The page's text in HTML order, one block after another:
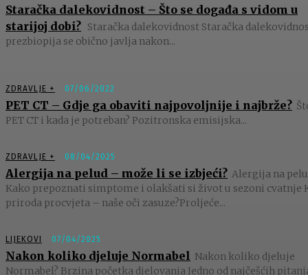
Staračka dalekovidnost – Što se događa s vidom u
starijoj dobi? Staračka dalekovidnost Staračka
prezbiopija se obično javlja nakon...
ZDRAVLJE + 07/06/2022
PET CT – Gdje ga obaviti najpovoljnije i najbrže?
PET CT i kada je potreban? Pozitronska emisijska...
ZDRAVLJE + 08/04/2025
Alergija na pelud – može li se izbjeći? Alergija na
Kako prepoznati simptome i olakšati si život u sezoni cvatnje
priroda procvjeta – naše oči zasuze?Proljeće...
LIJEKOVI 07/04/2025
Nakon koliko djeluje Normabel Nakon koliko djeluje
Normabel? Brzina početka djelovanja Jedno od najčešćih